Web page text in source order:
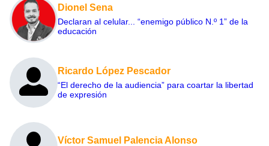
Dionel Sena
Declaran al celular... “enemigo público N.º 1” de la
educación
Ricardo López Pescador
“El derecho de la audiencia” para coartar la libertad
de expresión
Víctor Samuel Palencia Alonso